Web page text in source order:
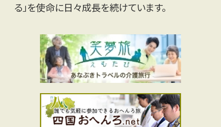
る」を使命に日々成長を続けています。